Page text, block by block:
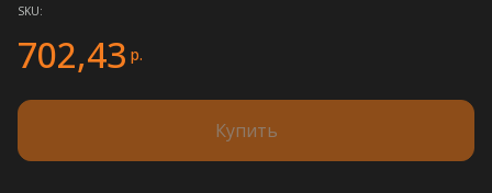
SKU:
702,43 р.
Купить